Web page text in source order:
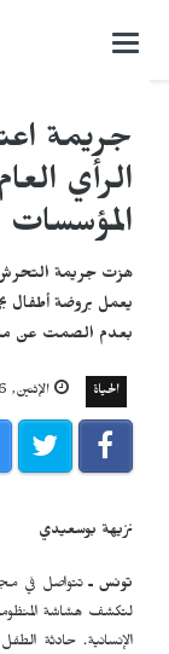
التحكم
جريمة
الرأي
المؤسسات
هزت جريمة
يعمل بروضة أطفال
بعدم الصمت عن مثل
الحياة الإثنين, 16 فبراير 2026, 07:06
نزيهة بوسعيدي
تونس ـتتواصل في
لتكشف هشاشة المنظومة
الإنسانية. حادثة